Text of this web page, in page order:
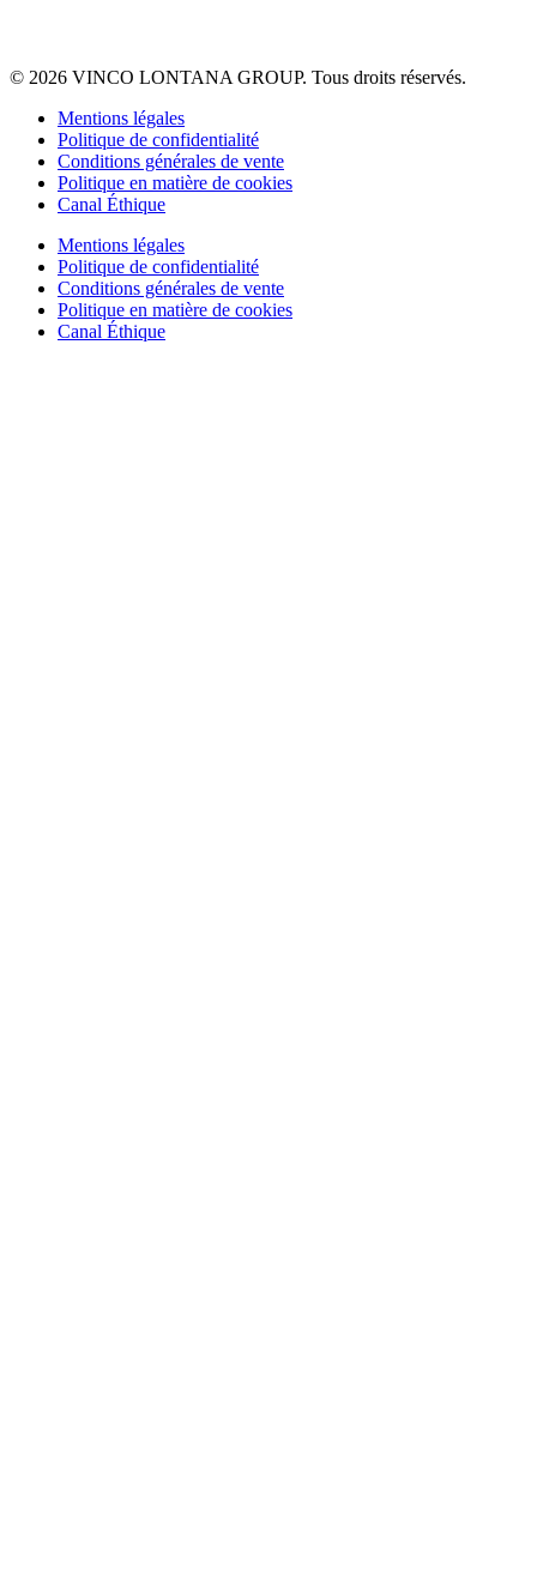
© 2026 VINCO LONTANA GROUP. Tous droits réservés.
Mentions légales
Politique de confidentialité
Conditions générales de vente
Politique en matière de cookies
Canal Éthique
Mentions légales
Politique de confidentialité
Conditions générales de vente
Politique en matière de cookies
Canal Éthique